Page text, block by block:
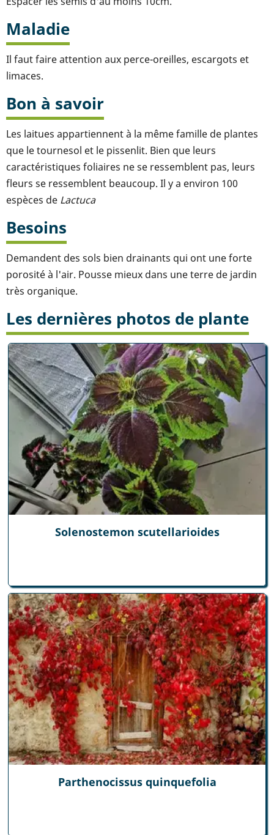
Maladie
Il faut faire attention aux perce-oreilles, escargots et
limaces.
Bon à savoir
Les laitues appartiennent à la même famille de plantes
que le tournesol et le pissenlit. Bien que leurs
caractéristiques foliaires ne se ressemblent pas, leurs
fleurs se ressemblent beaucoup. Il y a environ 100
espèces de Lactuca
Besoins
Demandent des sols bien drainants qui ont une forte
porosité à l'air. Pousse mieux dans une terre de jardin
très organique.
Les dernières photos de plante
Solenostemon scutellarioides
Parthenocissus quinquefolia